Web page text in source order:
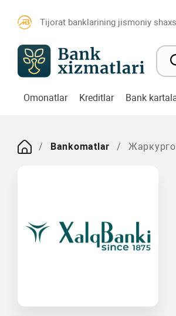
Tijorat banklarining jismoniy
Omonatlar Kreditlar Bank
Bankomatlar